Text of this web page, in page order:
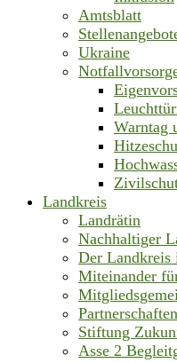
Amtsblatt
Ukraine
Warntag
Landkreis
Landrätin
Nachhaltiger
Der Landkreis
Miteinander
Partnerschaften
Stiftung
Asse 2